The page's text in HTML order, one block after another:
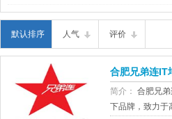
默认排序 人气 评价
合肥兄弟连IT
简介： 合肥兄
下品牌，致力于